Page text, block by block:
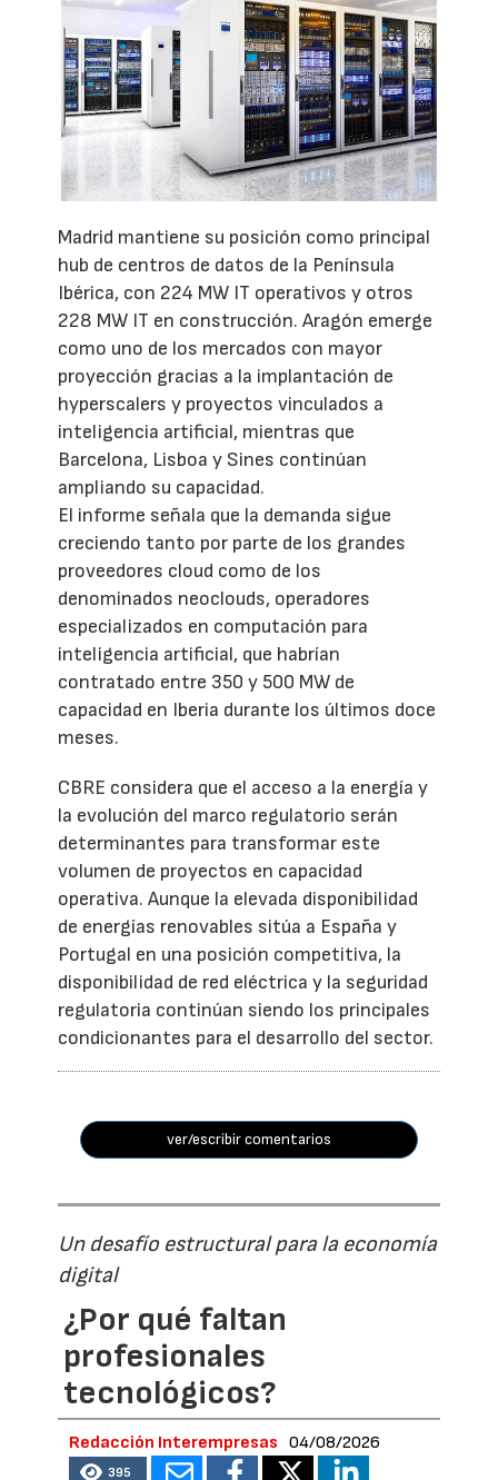
Madrid mantiene su posición como principal
hub de centros de datos de la Península
Ibérica, con 224 MW IT operativos y otros
228 MW IT en construcción. Aragón emerge
como uno de los mercados con mayor
proyección gracias a la implantación de
hyperscalers y proyectos vinculados a
inteligencia artificial, mientras que
Barcelona, Lisboa y Sines continúan
ampliando su capacidad.
El informe señala que la demanda sigue
creciendo tanto por parte de los grandes
proveedores cloud como de los
denominados neoclouds, operadores
especializados en computación para
inteligencia artificial, que habrían
contratado entre 350 y 500 MW de
capacidad en Iberia durante los últimos doce
meses.
CBRE considera que el acceso a la energía y
la evolución del marco regulatorio serán
determinantes para transformar este
volumen de proyectos en capacidad
operativa. Aunque la elevada disponibilidad
de energías renovables sitúa a España y
Portugal en una posición competitiva, la
disponibilidad de red eléctrica y la seguridad
regulatoria continúan siendo los principales
condicionantes para el desarrollo del sector.
ver/escribir comentarios
Un desafío estructural para la economía
digital
¿Por qué faltan
profesionales
tecnológicos?
Redacción Interempresas 04/08/2026
395